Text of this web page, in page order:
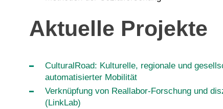
Aktuelle Projekte
CulturalRoad: Kulturelle, regionale und
automatisierter Mobilität
Verknüpfung von Reallabor-Forschung und
(LinkLab)